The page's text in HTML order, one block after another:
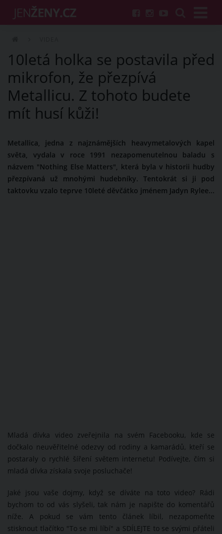
10letá holka se postavila před
mikrofon, že přezpívá
Metallicu. Z tohoto budete
mít husí kůži!
Metallica, jedna z najznámějších heavymetalových kapel
světa, vydala v roce 1991 nezapomenutelnou baladu s
názvem "Nothing Else Matters", která byla v historii hudby
přezpívaná už mnohými hudebníky. Tentokrát si ji pod
taktovku vzalo teprve 10leté děvčátko jménem Jadyn Rylee...
Mladá dívka video zveřejnila na svém Facebooku, kde se
dočkalo neuvěřitelné odezvy od rodiny a kamarádů, kteří se
postaraly o rychlé šíření světem internetu! Podívejte, čím si
mladá dívka získala svoje posluchače!
Jaké jsou vaše dojmy, když se díváte na toto video? Rádi
bychom to od vás slyšeli, tak nám je napište do komentářů
níže. A pokud se vám tento článek líbil, nezapomeňte
stisknout tlačítko "To se mi líbí" a SDÍLEJTE to se svými přáteli